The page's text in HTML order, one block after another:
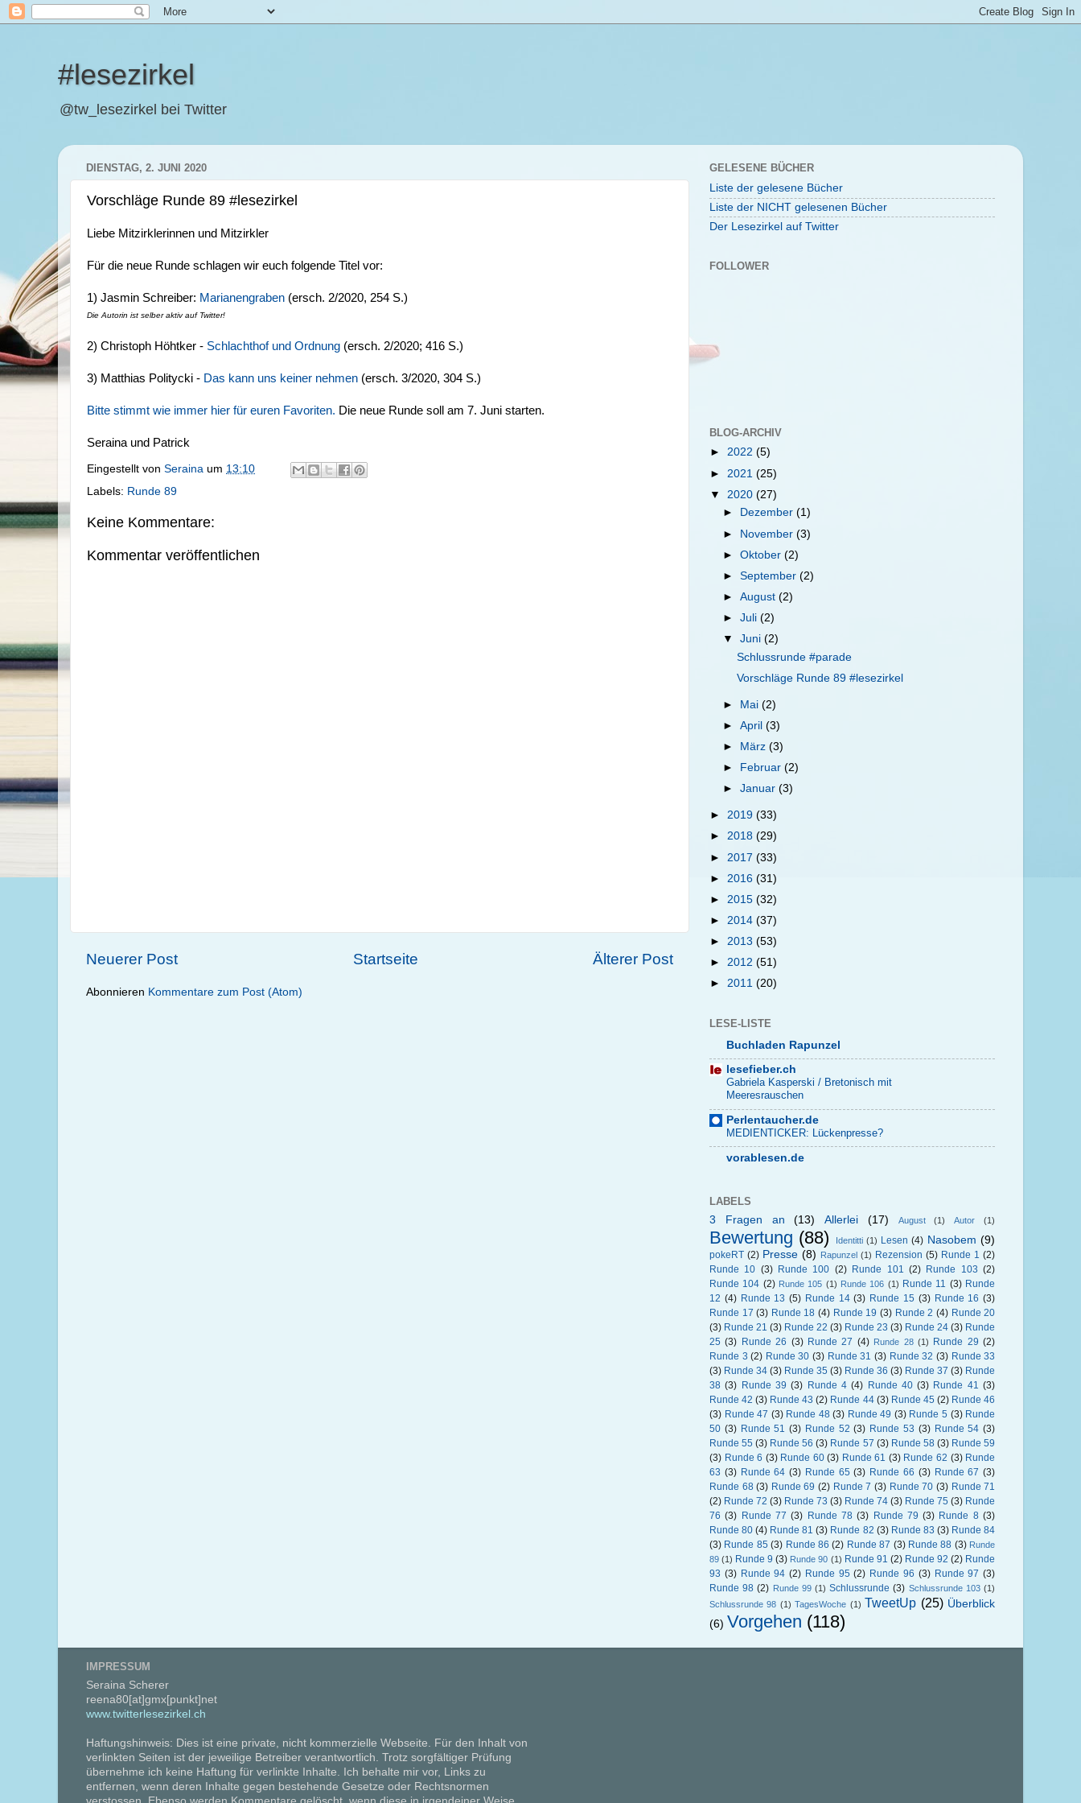
#lesezirkel
@tw_lesezirkel bei Twitter
DIENSTAG, 2. JUNI 2020
Vorschläge Runde 89 #lesezirkel
Liebe Mitzirklerinnen und Mitzirkler
Für die neue Runde schlagen wir euch folgende Titel vor:
1) Jasmin Schreiber: Marianengraben (ersch. 2/2020, 254 S.)
Die Autorin ist selber aktiv auf Twitter!
2) Christoph Höhtker - Schlachthof und Ordnung (ersch. 2/2020; 416 S.)
3) Matthias Politycki - Das kann uns keiner nehmen (ersch. 3/2020, 304 S.)
Bitte stimmt wie immer hier für euren Favoriten. Die neue Runde soll am 7. Juni starten.
Seraina und Patrick
Eingestellt von Seraina um 13:10
Labels: Runde 89
Keine Kommentare:
Kommentar veröffentlichen
Neuerer Post Älterer Post
Startseite
Abonnieren Kommentare zum Post (Atom)
GELESENE BÜCHER
Liste der gelesene Bücher
Liste der NICHT gelesenen Bücher
Der Lesezirkel auf Twitter
FOLLOWER
BLOG-ARCHIV
► 2022 (5)
► 2021 (25)
▼ 2020 (27)
►
Dezember(1)
► November(3)
►Oktober(2)
►September(2)
►August(2)
►Juli(2)
▼Juni(2)
Schlussrunde #parade
Vorschläge Runde 89 #lesezirkel
► Mai(2)
►April(3)
►
März(3)
►
Februar(2)
►Januar(3)
► 2019 (33)
► 2018 (29)
► 2017 (33)
► 2016 (31)
► 2015 (32)
► 2014 (37)
► 2013 (53)
► 2012 (51)
► 2011 (20)
LESE-LISTE
Buchladen Rapunzel
lesefieber.ch
Gabriela Kasperski / Bretonisch mit
Meeresrauschen
Perlentaucher.de
MEDIENTICKER: Lückenpresse?
vorablesen.de
LABELS
3 Fragen an
(13) Allerlei (17) August (1) Autor (1)
Bewertung (88) Identitti (1) Lesen (4) Nasobem (9)
pokeRT (2) Presse (8) Rapunzel (1) Rezension (5) Runde 1 (2)
Runde 10 (3) Runde 100 (2) Runde 101 (2) Runde 103 (2)
Runde 104 (2) Runde 105 (1) Runde 106 (1) Runde 11 (3) Runde
12 (4) Runde 13 (5) Runde 14 (3) Runde 15 (3) Runde 16 (3)
Runde 17 (3) Runde 18 (4) Runde 19 (3) Runde 2 (4) Runde 20
(3) Runde 21 (3) Runde 22 (3) Runde 23 (3) Runde 24 (3) Runde
25 (3) Runde 26 (3) Runde 27 (4) Runde 28 (1) Runde 29 (2)
Runde 3 (2) Runde 30 (3) Runde 31 (3) Runde 32 (3) Runde 33
(3) Runde 34 (3) Runde 35 (3) Runde 36 (3) Runde 37 (3) Runde
38 (3) Runde 39 (3) Runde 4 (4) Runde 40 (3) Runde 41 (3)
Runde 42 (3) Runde 43 (2) Runde 44 (3) Runde 45 (2) Runde 46
(3) Runde 47 (3) Runde 48 (3) Runde 49 (3) Runde 5 (3) Runde
50 (3) Runde 51 (3) Runde 52 (3) Runde 53 (3) Runde 54 (3)
Runde 55 (3) Runde 56 (3) Runde 57 (3) Runde 58 (3) Runde 59
(3) Runde 6 (3) Runde 60 (3) Runde 61 (3) Runde 62 (3) Runde
63 (3) Runde 64 (3) Runde 65 (3) Runde 66 (3) Runde 67 (3)
Runde 68 (3) Runde 69 (2) Runde 7 (3) Runde 70 (3) Runde 71
(2) Runde 72 (3) Runde 73 (3) Runde 74 (3) Runde 75 (3) Runde
76 (3) Runde 77 (3) Runde 78 (3) Runde 79 (3) Runde 8 (3)
Runde 80 (4) Runde 81 (3) Runde 82 (3) Runde 83 (3) Runde 84
(3) Runde 85 (3) Runde 86 (2) Runde 87 (3) Runde 88 (3) Runde
89 (1) Runde 9 (3) Runde 90 (1) Runde 91 (2) Runde 92 (2) Runde
93 (3) Runde 94 (2) Runde 95 (2) Runde 96 (3) Runde 97 (3)
Runde 98 (2) Runde 99 (1) Schlussrunde (3) Schlussrunde 103 (1)
Schlussrunde 98 (1) TagesWoche (1) TweetUp (25) Überblick
(6) Vorgehen (118)
IMPRESSUM
Seraina Scherer
reena80[at]gmx[punkt]net
www.twitterlesezirkel.ch
Haftungshinweis: Dies ist eine private, nicht kommerzielle Webseite. Für den Inhalt von
verlinkten Seiten ist der jeweilige Betreiber verantwortlich. Trotz sorgfältiger Prüfung
übernehme ich keine Haftung für verlinkte Inhalte. Ich behalte mir vor, Links zu
entfernen, wenn deren Inhalte gegen bestehende Gesetze oder Rechtsnormen